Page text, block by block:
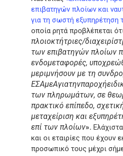
επιβατηγών πλοίων και
για τη σωστή εξυπηρέτηση
οποία ρητά προβλέπεται
πλοιοκτήτριες/
των επιβατηγών πλοίων
ενδομεταφορές,
μεριμνήσουν με τη
ΕΣΑμεΑγιατηνπαροχή
των πληρωμάτων, σε
πρακτικό επίπεδο,
μεταχείριση και
επί των πλοίων».
και οι εταιρίες που έχουν
προσωπικό τους μέχρι